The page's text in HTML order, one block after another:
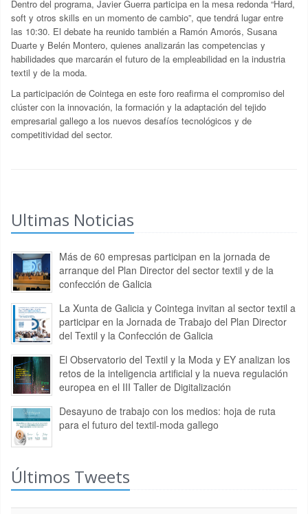
Dentro del programa, Javier Guerra participa en la mesa redonda “Hard,
soft y otros skills en un momento de cambio”, que tendrá lugar entre
las 10:30. El debate ha reunido también a Ramón Amorós, Susana
Duarte y Belén Montero, quienes analizarán las competencias y
habilidades que marcarán el futuro de la empleabilidad en la industria
textil y de la moda.
La participación de Cointega en este foro reafirma el compromiso del
clúster con la innovación, la formación y la adaptación del tejido
empresarial gallego a los nuevos desafíos tecnológicos y de
competitividad del sector.
Ultimas Noticias
Más de 60 empresas participan en la jornada de
arranque del Plan Director del sector textil y de la
confección de Galicia
La Xunta de Galicia y Cointega invitan al sector textil a
participar en la Jornada de Trabajo del Plan Director
del Textil y la Confección de Galicia
El Observatorio del Textil y la Moda y EY analizan los
retos de la inteligencia artificial y la nueva regulación
europea en el III Taller de Digitalización
Desayuno de trabajo con los medios: hoja de ruta
para el futuro del textil-moda gallego
Últimos Tweets